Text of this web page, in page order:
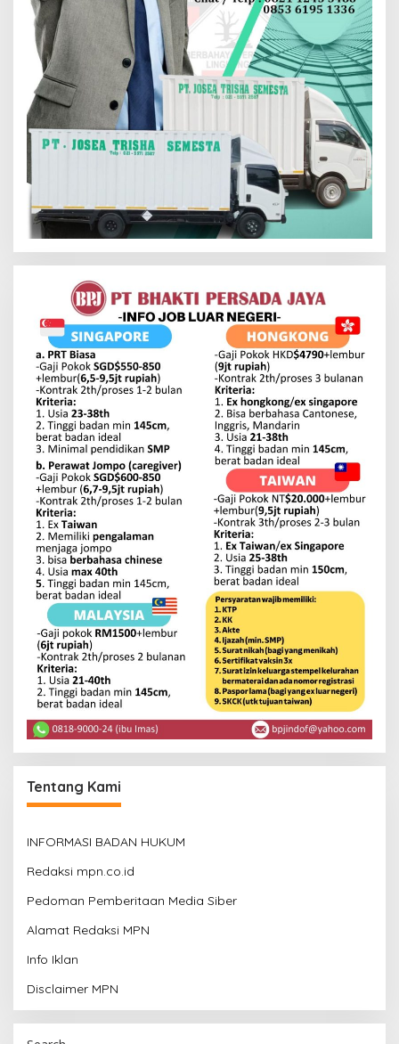
Tentang Kami
INFORMASI BADAN HUKUM
Redaksi mpn.co.id
Pedoman Pemberitaan Media Siber
Alamat Redaksi MPN
Info Iklan
Disclaimer MPN